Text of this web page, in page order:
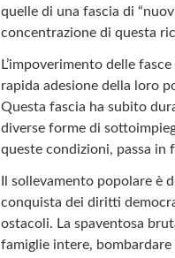
quelle di una fascia di
concentrazione di questa
L’impoverimento delle
rapida adesione della loro
Questa fascia ha subito
diverse forme di
queste condizioni, passa in
Il sollevamento popolare è
conquista dei diritti
ostacoli. La spaventosa
famiglie intere,